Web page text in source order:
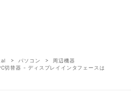
パソコン
周辺機器
切替器 - ディスプレイインタフェースは